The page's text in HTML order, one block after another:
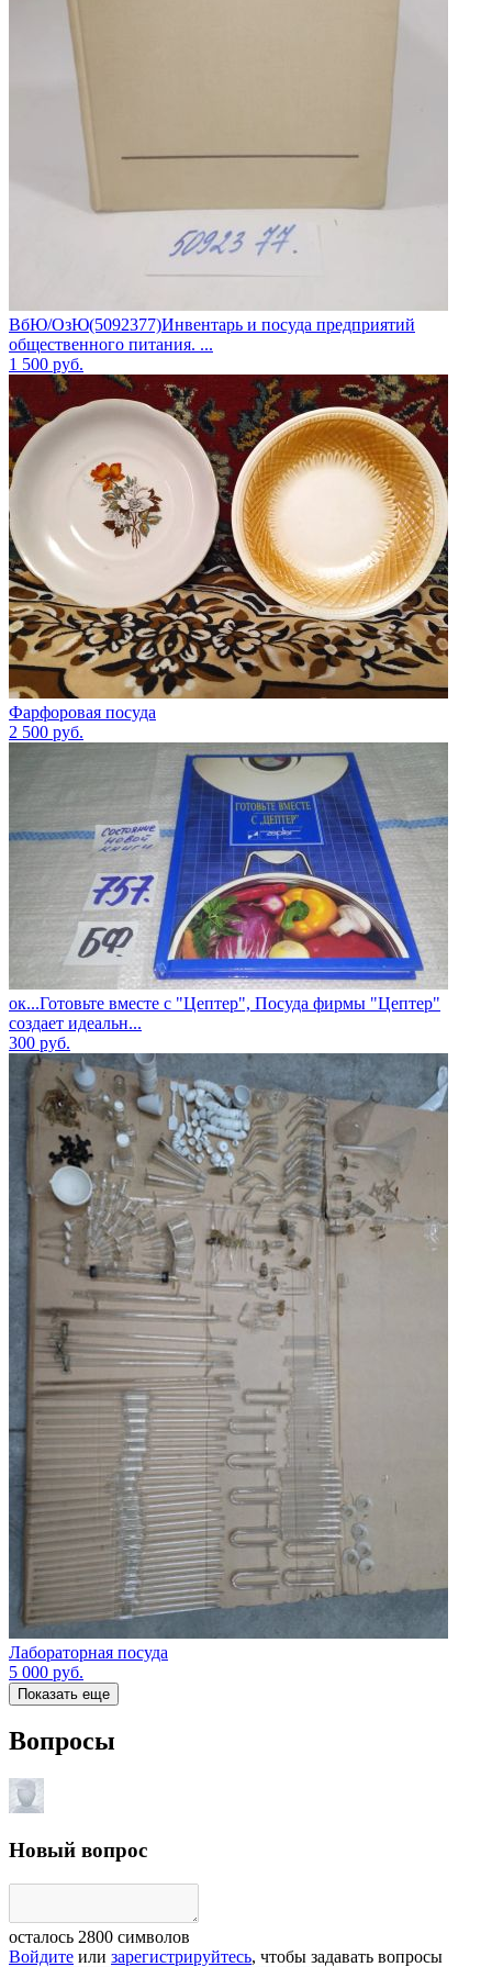
ВбЮ/ОзЮ(5092377)Инвентарь и посуда предприятий
общественного питания. ...
1 500 руб.
Фарфоровая посуда
2 500 руб.
ок...Готовьте вместе с "Цептер", Посуда фирмы "Цептер"
создает идеальн...
300 руб.
Лабораторная посуда
5 000 руб.
Показать еще
Вопросы
Новый вопрос
осталось 2800 символов
Войдите или зарегистрируйтесь, чтобы задавать вопросы